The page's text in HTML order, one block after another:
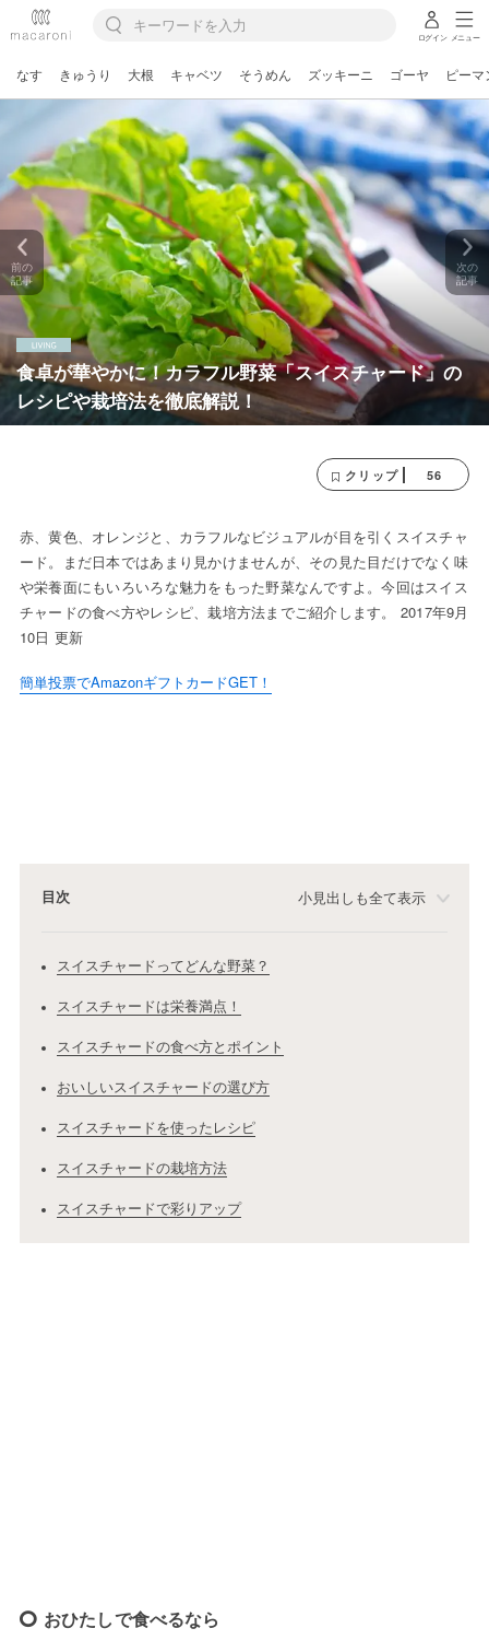
ログイン メニュー
なす きゅうり 大根 キャベツ そうめん ズッキーニ ゴーヤ ピーマ
食卓が華やかに！カラフル野菜「スイスチャード」の
レシピや栽培法を徹底解説！
前の
記事
次の
記事
クリップ 56
赤、黄色、オレンジと、カラフルなビジュアルが目を引くスイスチャ
ード。まだ日本ではあまり見かけませんが、その見た目だけでなく味
や栄養面にもいろいろな魅力をもった野菜なんですよ。今回はスイス
チャードの食べ方やレシピ、栽培方法までご紹介します。 2017年9月
10日 更新
簡単投票でAmazonギフトカードGET！
目次 小見出しも全て表示
スイスチャードってどんな野菜？
スイスチャードは栄養満点！
スイスチャードの食べ方とポイント
おいしいスイスチャードの選び方
スイスチャードを使ったレシピ
スイスチャードの栽培方法
スイスチャードで彩りアップ
おひたしで食べるなら